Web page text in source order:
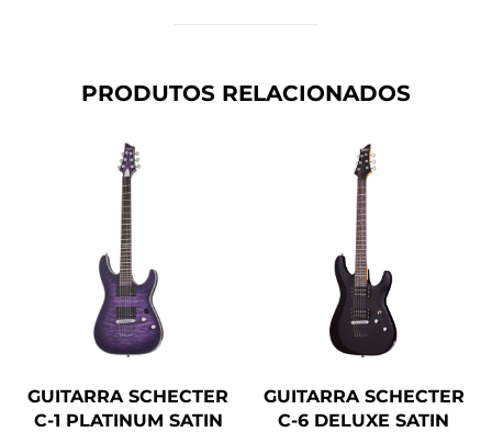
PRODUTOS RELACIONADOS
GUITARRA SCHECTER
C-1 PLATINUM SATIN
GUITARRA SCHECTER
C-6 DELUXE SATIN